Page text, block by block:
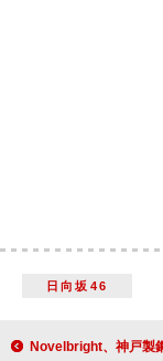
日向坂46
Novelbright、神戸製鋼所（KOBELCO）の120周年アニ